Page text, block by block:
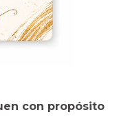
con propósito